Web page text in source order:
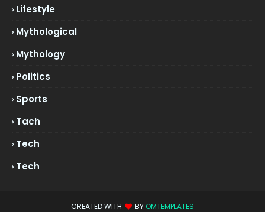
Lifestyle
Mythological
Mythology
Politics
Sports
Tach
Tech
Tech
CREATED WITH BY OMTEMPLATES